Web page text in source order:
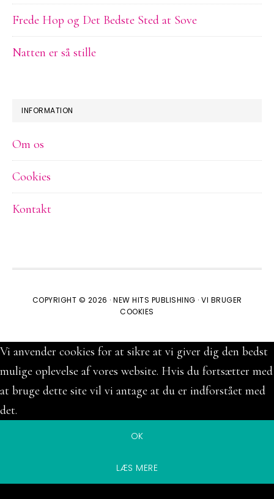
Frede Hop og Det Bedste Sted at Sove
Natten er så stille
INFORMATION
Om os
Cookies
Kontakt
COPYRIGHT © 2026 · NEW HITS PUBLISHING · VI BRUGER
COOKIES
Vi anvender cookies for at sikre at vi giver dig den bedst
mulige oplevelse af vores website. Hvis du fortsætter med
at bruge dette site vil vi antage at du er indforstået med
det.
OK
LÆS MERE